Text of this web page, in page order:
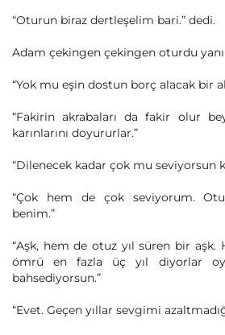
“Oturun biraz dertleşelim bari.” dedi.
Adam çekingen çekingen oturdu
“Yok mu eşin dostun borç alacak bir
“Fakirin akrabaları da fakir olur
karınlarını doyururlar.”
“Dilenecek kadar çok mu seviyorsun
“Çok hem de çok seviyorum.
benim.”
“Aşk, hem de otuz yıl süren bir aşk.
ömrü en fazla üç yıl diyorlar
bahsediyorsun.”
“Evet. Geçen yıllar sevgimi